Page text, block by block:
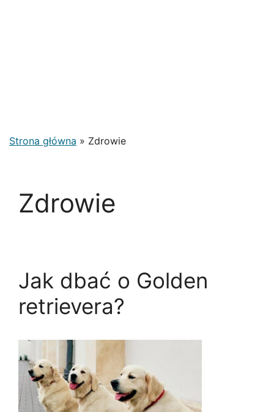
Strona główna » Zdrowie
Zdrowie
Jak dbać o Golden
retrievera?